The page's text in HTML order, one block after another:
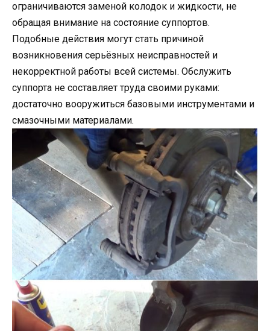
ограничиваются заменой колодок и жидкости, не
обращая внимание на состояние суппортов.
Подобные действия могут стать причиной
возникновения серьёзных неисправностей и
некорректной работы всей системы. Обслужить
суппорта не составляет труда своими руками:
достаточно вооружиться базовыми инструментами и
смазочными материалами.